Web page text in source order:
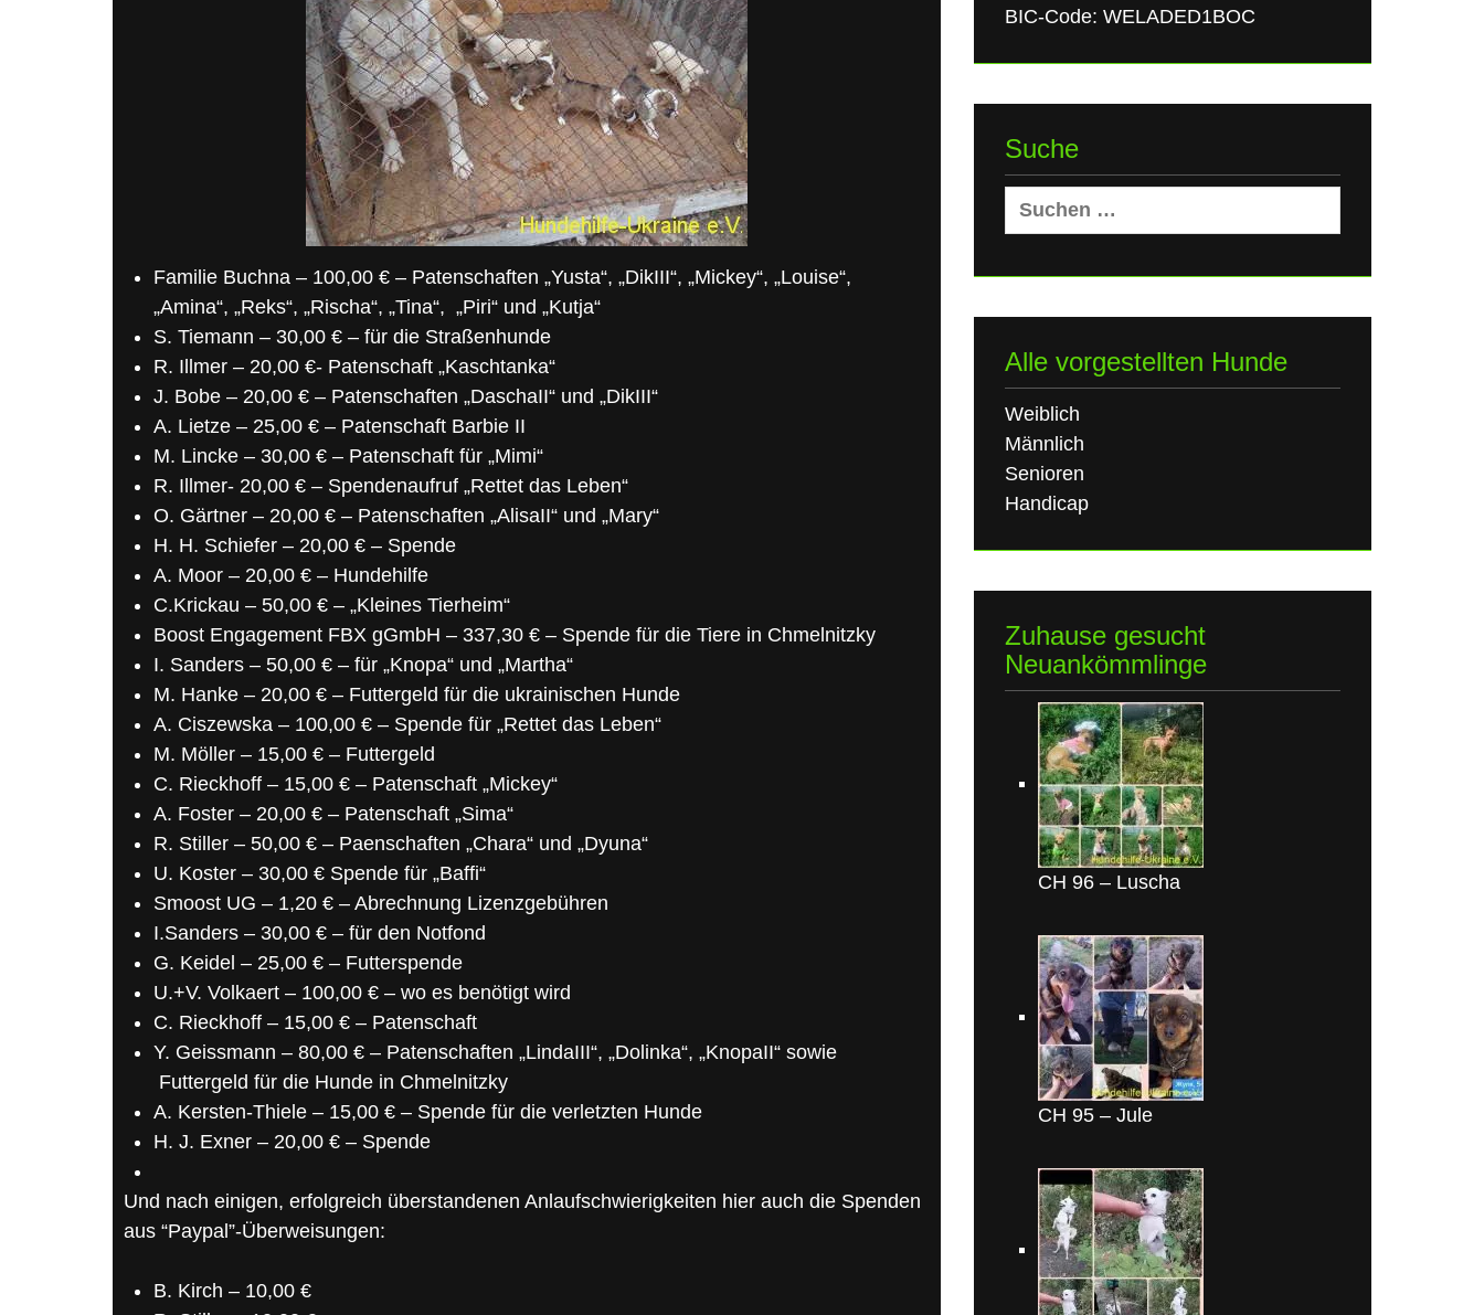
Familie Buchna – 100,00 € – Patenschaften „Yusta“, „DikIII“, „Mickey“, „Louise“,
„Amina“, „Reks“, „Rischa“, „Tina“, „Piri“ und „Kutja“
S. Tiemann – 30,00 € – für die Straßenhunde
R. Illmer – 20,00 €- Patenschaft „Kaschtanka“
J. Bobe – 20,00 € – Patenschaften „DaschaII“ und „DikIII“
A. Lietze – 25,00 € – Patenschaft Barbie II
M. Lincke – 30,00 € – Patenschaft für „Mimi“
R. Illmer- 20,00 € – Spendenaufruf „Rettet das Leben“
O. Gärtner – 20,00 € – Patenschaften „AlisaII“ und „Mary“
H. H. Schiefer – 20,00 € – Spende
A. Moor – 20,00 € – Hundehilfe
C.Krickau – 50,00 € – „Kleines Tierheim“
Boost Engagement FBX gGmbH – 337,30 € – Spende für die Tiere in Chmelnitzky
I. Sanders – 50,00 € – für „Knopa“ und „Martha“
M. Hanke – 20,00 € – Futtergeld für die ukrainischen Hunde
A. Ciszewska – 100,00 € – Spende für „Rettet das Leben“
M. Möller – 15,00 € – Futtergeld
C. Rieckhoff – 15,00 € – Patenschaft „Mickey“
A. Foster – 20,00 € – Patenschaft „Sima“
R. Stiller – 50,00 € – Paenschaften „Chara“ und „Dyuna“
U. Koster – 30,00 € Spende für „Baffi“
Smoost UG – 1,20 € – Abrechnung Lizenzgebühren
I.Sanders – 30,00 € – für den Notfond
G. Keidel – 25,00 € – Futterspende
U.+V. Volkaert – 100,00 € – wo es benötigt wird
C. Rieckhoff – 15,00 € – Patenschaft
Y. Geissmann – 80,00 € – Patenschaften „LindaIII“, „Dolinka“, „KnopaII“ sowie
Futtergeld für die Hunde in Chmelnitzky
A. Kersten-Thiele – 15,00 € – Spende für die verletzten Hunde
H. J. Exner – 20,00 € – Spende
Und nach einigen, erfolgreich überstandenen Anlaufschwierigkeiten hier auch die Spenden
aus “Paypal”-Überweisungen:
B. Kirch – 10,00 €
BIC-Code: WELADED1BOC
Suche
Suchen
nach:
Alle vorgestellten Hunde
Weiblich
Männlich
Senioren
Handicap
Zuhause gesucht
Neuankömmlinge
CH 96 – Luscha
CH 95 – Jule